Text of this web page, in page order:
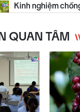
Kinh nghiệm
vườn cây ăn quả ở
Dung Quất lấy
làm trọng tâm
Quảng Ngãi ngày
QUAN TÂM